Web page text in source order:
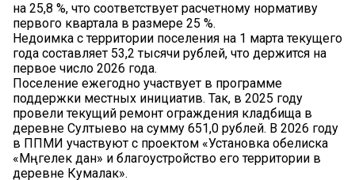
на 25,8 %, что соответствует расчетному нормативу
первого квартала в размере 25 %.
Недоимка с территории поселения на 1 марта текущего
года составляет 53,2 тысячи рублей, что держится на
первое число 2026 года.
Поселение ежегодно участвует в программе
поддержки местных инициатив. Так, в 2025 году
провели текущий ремонт ограждения кладбища в
деревне Султыево на сумму 651,0 рублей. В 2026 году
в ППМИ участвуют с проектом «Установка обелиска
«Мәңгелек дан» и благоустройство его территории в
деревне Кумалак».